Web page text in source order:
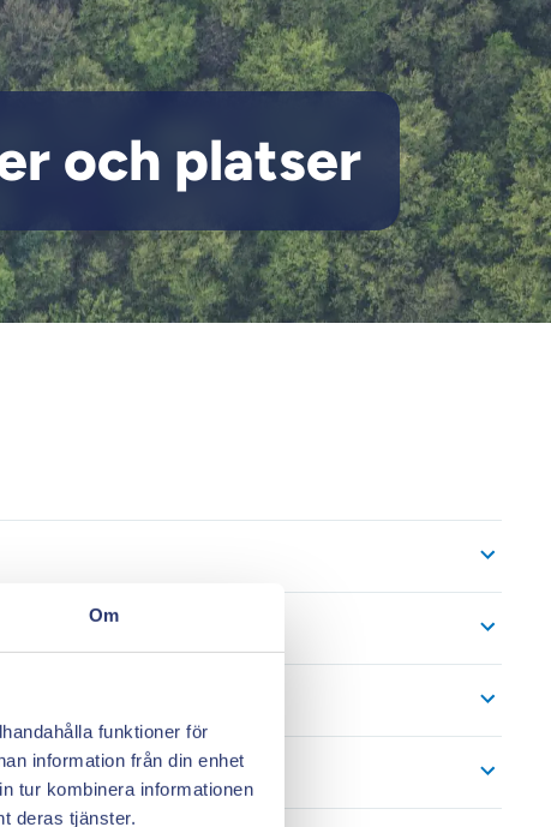
Om
funktioner för
information från din enhet
tur kombinera informationen
deras tjänster.
och platser
och platser
dig inspireras
drivmedel